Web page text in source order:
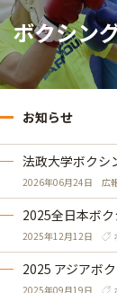
ボクシン
お知らせ
法政大学ボクシ
2026年06月24日 広
2025全日本ボ
2025年12月12日
2025 アジアボ
2025年09月19日